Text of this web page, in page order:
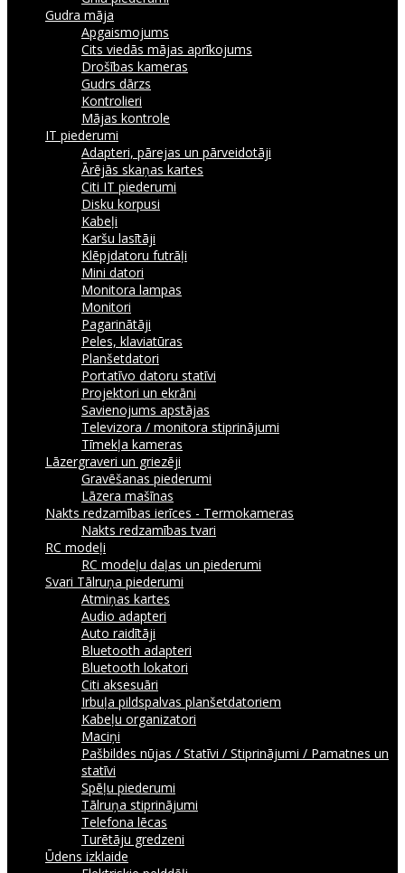
Gudra māja
Apgaismojums
Cits viedās mājas aprīkojums
Drošības kameras
Gudrs dārzs
Kontrolieri
Mājas kontrole
IT piederumi
Adapteri, pārejas un pārveidotāji
Ārējās skaņas kartes
Citi IT piederumi
Disku korpusi
Kabeļi
Karšu lasītāji
Klēpjdatoru futrāļi
Mini datori
Monitora lampas
Monitori
Pagarinātāji
Peles, klaviatūras
Planšetdatori
Portatīvo datoru statīvi
Projektori un ekrāni
Savienojums apstājas
Televizora / monitora stiprinājumi
Tīmekļa kameras
Lāzergraveri un griezēji
Gravēšanas piederumi
Lāzera mašīnas
Nakts redzamības ierīces - Termokameras
Nakts redzamības tvari
RC modeļi
RC modeļu daļas un piederumi
Svari Tālruņa piederumi
Atmiņas kartes
Audio adapteri
Auto raidītāji
Bluetooth adapteri
Bluetooth lokatori
Citi aksesuāri
Irbuļa pildspalvas planšetdatoriem
Kabeļu organizatori
Maciņi
Pašbildes nūjas / Statīvi / Stiprinājumi / Pamatnes un
statīvi
Spēļu piederumi
Tālruņa stiprinājumi
Telefona lēcas
Turētāju gredzeni
Ūdens izklaide